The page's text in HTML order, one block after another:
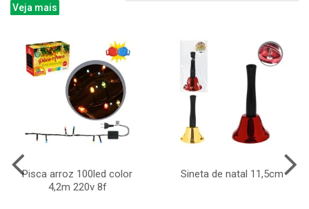
Veja mais
Pisca arroz 100led color
4,2m 220v 8f
Sineta de natal 11,5cm